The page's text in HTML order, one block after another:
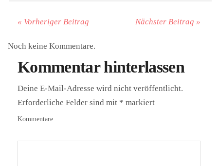
« Vorheriger Beitrag Nächster Beitrag »
Noch keine Kommentare.
Kommentar hinterlassen
Deine E-Mail-Adresse wird nicht veröffentlicht.
Erforderliche Felder sind mit * markiert
Kommentare